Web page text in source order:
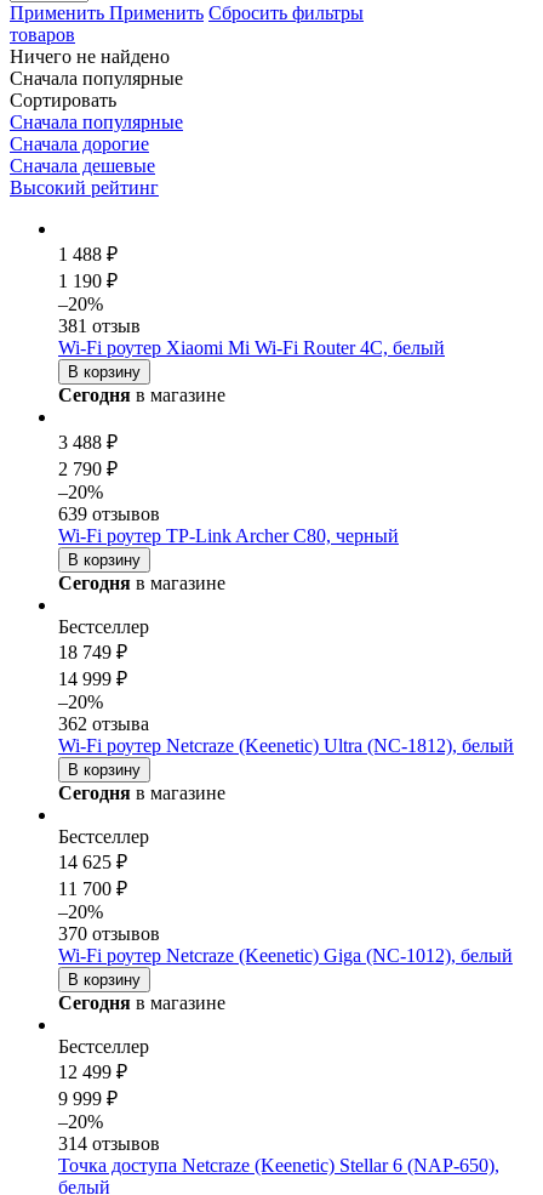
Применить Применить Сбросить фильтры
товаров
Ничего не найдено
Сначала популярные
Сортировать
Сначала популярные
Сначала дорогие
Сначала дешевые
Высокий рейтинг
1 488 ₽
1 190 ₽
–20%
381 отзыв
Wi-Fi роутер Xiaomi Mi Wi-Fi Router 4C, белый
В корзину
Сегодня в магазине
3 488 ₽
2 790 ₽
–20%
639 отзывов
Wi-Fi роутер TP-Link Archer C80, черный
В корзину
Сегодня в магазине
Бестселлер
18 749 ₽
14 999 ₽
–20%
362 отзыва
Wi-Fi роутер Netcraze (Keenetic) Ultra (NC-1812), белый
В корзину
Сегодня в магазине
Бестселлер
14 625 ₽
11 700 ₽
–20%
370 отзывов
Wi-Fi роутер Netcraze (Keenetic) Giga (NC-1012), белый
В корзину
Сегодня в магазине
Бестселлер
12 499 ₽
9 999 ₽
–20%
314 отзывов
Точка доступа Netcraze (Keenetic) Stellar 6 (NAP-650),
белый